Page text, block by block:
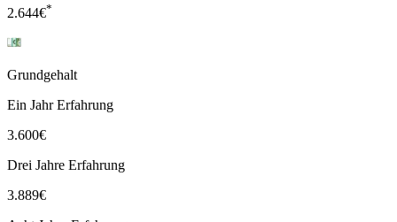
2.644€*
Grundgehalt
Ein Jahr Erfahrung
3.600€
Drei Jahre Erfahrung
3.889€